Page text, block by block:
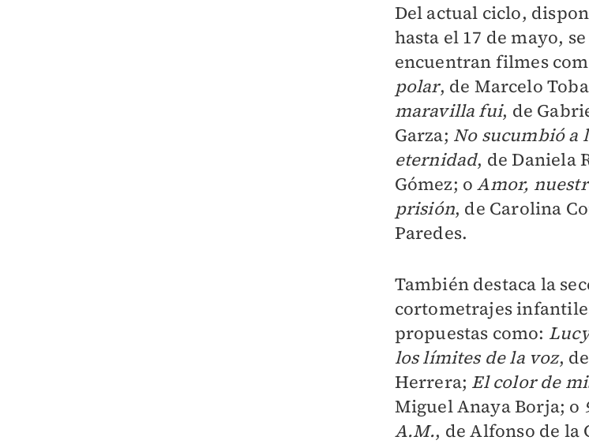
Del actual ciclo,
hasta el 17 de mayo, se
encuentran filmes
polar, de Marcelo
maravilla fui, de
Garza; No sucumbió a
eternidad, de Daniela
Gómez; oAmor,
prisión, de Carolina
Paredes.
También destaca la
cortometrajes
propuestas como:
los límites de la voz,
Herrera; El color de
Miguel Anaya Borja; o
A.M., de Alfonso de la